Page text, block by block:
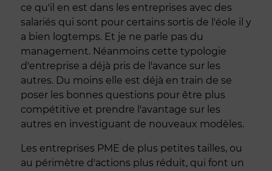
ce qu'il en est dans les entreprises avec des
salariés qui sont pour certains sortis de l'éole il y
a bien logtemps. Et je ne parle pas du
management. Néanmoins cette typologie
d'entreprise a déjà pris de l'avance sur les
autres. Du moins elle est déjà en train de se
poser les bonnes questions pour être plus
compétitive et prendre l'avantage sur les
autres en investiguant de nouveaux modèles.
Les entreprises PME de plus petites tailles, ou
au périmètre d'actions plus réduit, qui font un